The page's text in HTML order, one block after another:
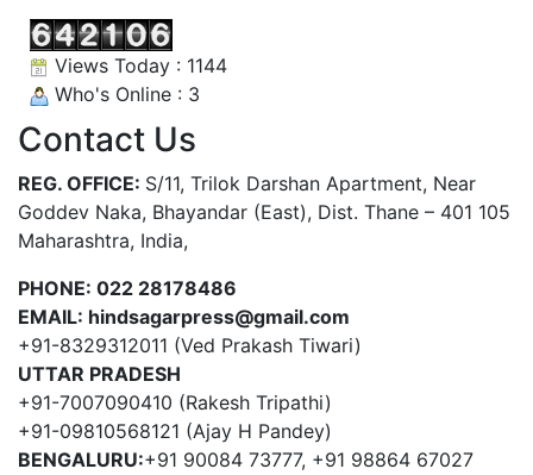
Views Today : 1144
Who's Online : 3
Contact Us
REG. OFFICE: S/11, Trilok Darshan Apartment, Near
Goddev Naka, Bhayandar (East), Dist. Thane – 401 105
Maharashtra, India,
PHONE: 022 28178486
EMAIL: hindsagarpress@gmail.com
+91-8329312011 (Ved Prakash Tiwari)
UTTAR PRADESH
+91-7007090410 (Rakesh Tripathi)
+91-09810568121 (Ajay H Pandey)
BENGALURU:+91 90084 73777, +91 98864 67027